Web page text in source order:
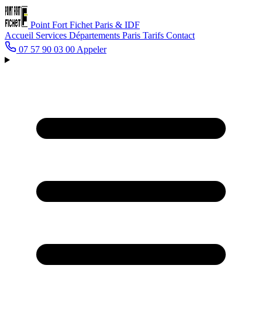
Point Fort Fichet Paris & IDF
Accueil Services Départements Paris Tarifs Contact
07 57 90 03 00 Appeler